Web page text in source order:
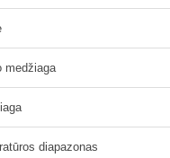
medžiaga
diapazonas